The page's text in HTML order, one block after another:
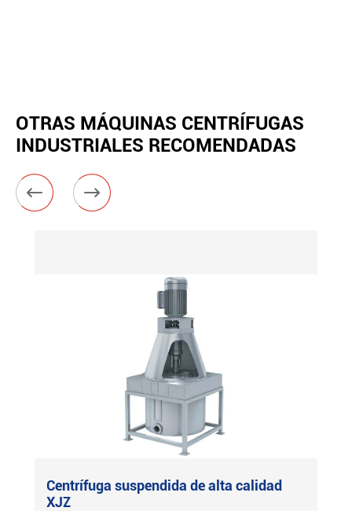
OTRAS MÁQUINAS CENTRÍFUGAS
INDUSTRIALES RECOMENDADAS
 
Centrífuga suspendida de alta calidad
XJZ